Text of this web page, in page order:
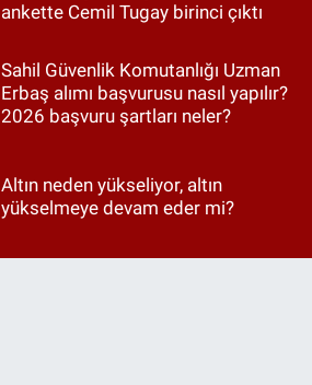
ankette Cemil Tugay birinci çıktı
Sahil Güvenlik Komutanlığı Uzman
Erbaş alımı başvurusu nasıl yapılır?
2026 başvuru şartları neler?
Altın neden yükseliyor, altın
yükselmeye devam eder mi?